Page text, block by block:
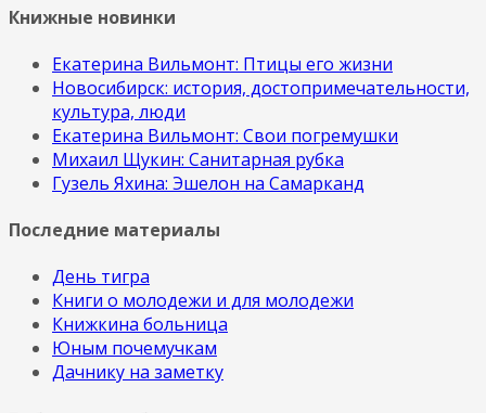
Книжные новинки
Екатерина Вильмонт: Птицы его жизни
Новосибирск: история, достопримечательности,
культура, люди
Екатерина Вильмонт: Свои погремушки
Михаил Щукин: Санитарная рубка
Гузель Яхина: Эшелон на Самарканд
Последние материалы
День тигра
Книги о молодежи и для молодежи
Книжкина больница
Юным почемучкам
Дачнику на заметку